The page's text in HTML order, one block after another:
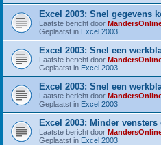
Excel 2003: Snel gegevens
Laatste bericht door
Geplaatst in Excel 2003
Excel 2003: Snel een
Laatste bericht door
Geplaatst in Excel 2003
Excel 2003: Snel een
Laatste bericht door
Geplaatst in Excel 2003
Excel 2003: Minder vensters
Laatste bericht door
Geplaatst in Excel 2003